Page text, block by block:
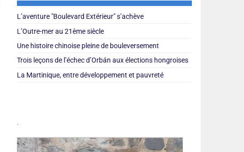
L’aventure "Boulevard Extérieur" s’achève
L’Outre-mer au 21ème siècle
Une histoire chinoise pleine de bouleversement
Trois leçons de l’échec d’Orbán aux élections hongroises
La Martinique, entre développement et pauvreté
.